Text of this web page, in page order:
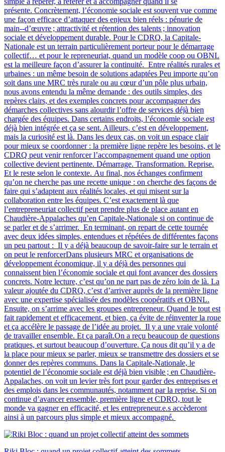
présente. Concrètement, l’économie sociale est souvent vue comme
une façon efficace d’attaquer des enjeux bien réels : pénurie de
main‑-d’œuvre ; attractivité et rétention des talents ; innovation
sociale et développement durable. Pour le CDRQ, la Capitale-
Nationale est un terrain particulièrement porteur pour le démarrage
collectif… et pour le repreneuriat, quand un modèle coop ou OBNL
est la meilleure façon d’assurer la continuité. Entre réalités rurales et
urbaines : un même besoin de solutions adaptées Peu importe qu’on
soit dans une MRC très rurale ou au cœur d’un pôle plus urbain,
nous avons entendu la même demande : des outils simples, des
repères clairs, et des exemples concrets pour accompagner des
démarches collectives sans alourdir l’offre de services déjà bien
chargée des équipes. Dans certains endroits, l’économie sociale est
déjà bien intégrée et ça se sent. Ailleurs, c’est en développement,
mais la curiosité est là. Dans les deux cas, on voit un espace clair
pour mieux se coordonner : la première ligne repère les besoins, et le
CDRQ peut venir renforcer l’accompagnement quand une option
collective devient pertinente. Démarrage. Transformation. Reprise.
Et le reste selon le contexte. Au final, nos échanges confirment
qu’on ne cherche pas une recette unique : on cherche des façons de
faire qui s’adaptent aux réalités locales, et qui misent sur la
collaboration entre les équipes. C’est exactement là que
l’entrepreneuriat collectif peut prendre plus de place autant en
Chaudière-Appalaches qu’en Capitale-Nationale si on continue de
se parler et de s’arrimer. En terminant, on repart de cette tournée
avec deux idées simples, entendues et répétées de différentes façons
un peu partout : Il y a déjà beaucoup de savoir-faire sur le terrain et
on peut le renforcerDans plusieurs MRC et organisations de
développement économique, il y a déjà des personnes qui
connaissent bien l’économie sociale et qui font avancer des dossiers
concrets. Notre lecture, c’est qu’on ne part pas de zéro loin de là. La
valeur ajoutée du CDRQ, c’est d’arriver auprès de la première ligne
avec une expertise spécialisée des modèles coopératifs et OBNL.
Ensuite, on s’arrime avec les groupes entrepreneur. Quand le tout est
fait rapidement et efficacement, et bien, ça évite de réinventer la roue
et ça accélère le passage de l’idée au projet. Il y a une vraie volonté
de travailler ensemble. Et ça paraît.On a reçu beaucoup de questions
pratiques, et surtout beaucoup d’ouverture. Ça nous dit qu’il y a de
la place pour mieux se parler, mieux se transmettre des dossiers et se
donner des repères communs. Dans la Capitale-Nationale, le
potentiel de l’économie sociale est déjà bien visible ; en Chaudière-
Appalaches, on voit un levier très fort pour garder des entreprises et
des emplois dans les communautés, notamment par la reprise. Si on
continue d’avancer ensemble, première ligne et CDRQ, tout le
monde va gagner en efficacité, et les entrepreneur.e.s accèderont
ainsi à un parcours plus simple et mieux accompagné.